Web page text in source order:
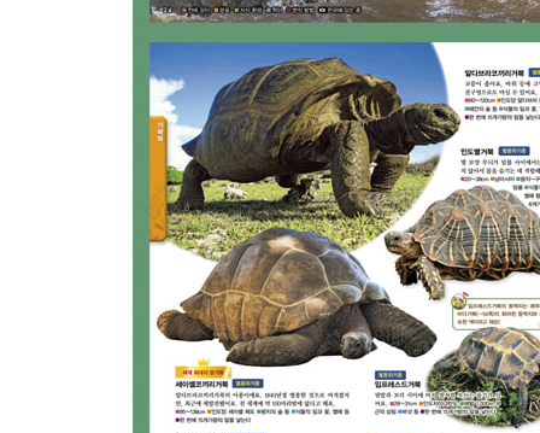
거북 무리 / 거북의 몸 구조 37
땅거북 무리 38
돌거북 무리 43
늪거북 무리 46
큰머리거북 무리 48
흙탕거북 무리 48
강거북 무리 49